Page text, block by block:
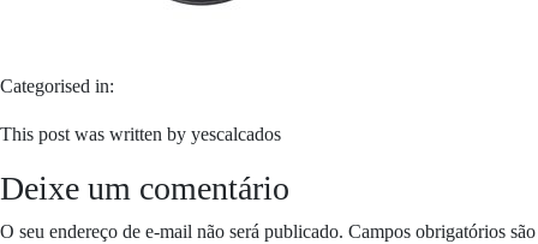
Categorised in:
This post was written by yescalcados
Deixe um comentário
O seu endereço de e-mail não será publicado. Campos obrigatórios são